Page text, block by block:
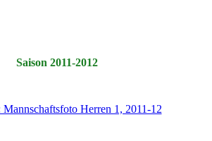
Saison 2011-2012